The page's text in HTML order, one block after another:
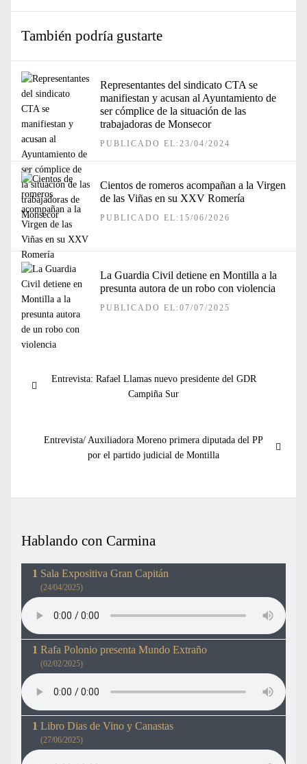
También podría gustarte
Representantes del sindicato CTA se
manifiestan y acusan al Ayuntamiento de
ser cómplice de la situación de las
trabajadoras de Monsecor
PUBLICADO EL:23/04/2024
Cientos de romeros acompañan a la Virgen
de las Viñas en su XXV Romería
PUBLICADO EL:15/06/2026
La Guardia Civil detiene en Montilla a la
presunta autora de un robo con violencia
PUBLICADO EL:07/07/2025
de
Entrada
Entrevista: Rafael Llamas nuevo presidente del GDR
Campiña Sur
Entrada
Entrevista/ Auxiliadora Moreno primera diputada del PP
por el partido judicial de Montilla
Hablando con Carmina
Sala Expositiva Gran Capitán
(24/04/2025)
Rafa Polonio presenta Mundo Extraño
(02/02/2025)
Libro Dias de Vino y Canastas
(27/06/2025)